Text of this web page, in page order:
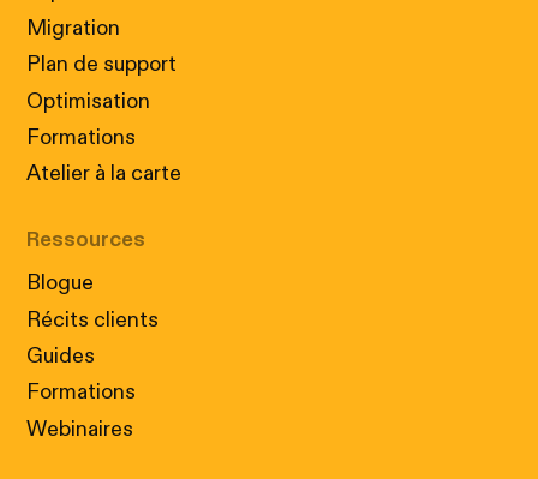
Migration
Plan de support
Optimisation
Formations
Atelier à la carte
Ressources
Blogue
Récits clients
Guides
Formations
Webinaires